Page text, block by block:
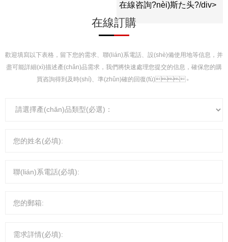
在線咨詢?nèi)斯た头?/div>
在線訂購
歡迎填寫以下表格，留下您的需求、聯(lián)系電話、設(shè)備使用地等信息，并
盡可能詳細(xì)描述產(chǎn)品需求，我們將快速處理您提交的信息，確保您的購
買咨詢得到及時(shí)、準(zhǔn)確的回復(fù)。